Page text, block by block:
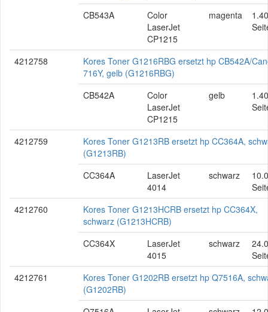
CB543A
Color
LaserJet
CP1215
magenta
4212758
Kores Toner G1216RBG ersetzt hp CB542A/
716Y, gelb (G1216RBG)
CB542A
Color
LaserJet
CP1215
gelb
4212759
Kores Toner G1213RB ersetzt hp CC364A,
(G1213RB)
CC364A
LaserJet
4014
schwarz
4212760
Kores Toner G1213HCRB ersetzt hp CC364X,
schwarz (G1213HCRB)
CC364X
LaserJet
4015
schwarz
4212761
Kores Toner G1202RB ersetzt hp Q7516A,
(G1202RB)